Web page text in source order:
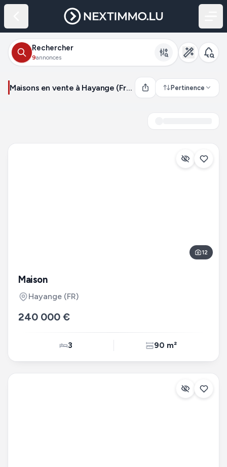
Rechercher
9annonces
Maisons en vente à Hayange (France) Pertinence
12
Maison
Hayange (FR)
240 000 €
3 90 m²